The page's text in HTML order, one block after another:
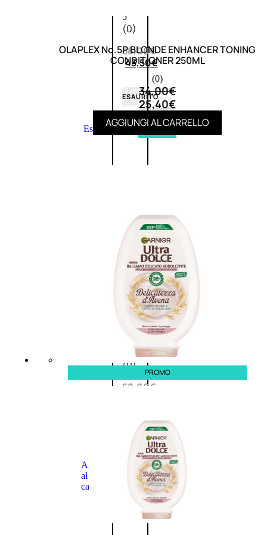
5
(0)
58,00€
43,50€
ESAURITO
Esaurito
Fragranze
Nature
Donna
L’OCCITANE
EDT
VERBENA
Valutato
su
(0)
58,00€
ESAURITO
Aggiungi
al
carrello
PROMO
OLAPLEX No.5P BLONDE ENHANCER TONING
CONDITIONER 250ML
(0)
34,00€
25,40€
AGGIUNGI AL CARRELLO
PROMO